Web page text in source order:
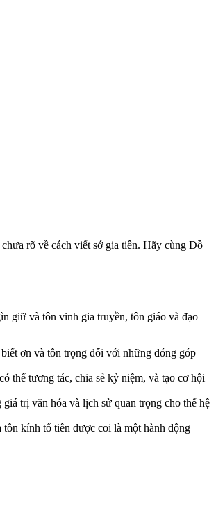
rõ về cách viết sớ gia tiên. Hãy cùng Đồ
giữ và tôn vinh gia truyền, tôn giáo và đạo
ơn và tôn trọng đối với những đóng góp
thể tương tác, chia sẻ kỷ niệm, và tạo cơ hội
trị văn hóa và lịch sử quan trọng cho thế hệ
kính tổ tiên được coi là một hành động